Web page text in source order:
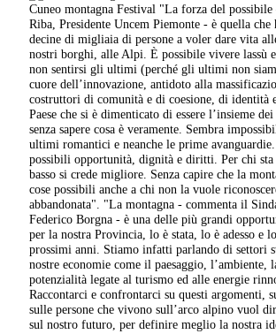
Cuneo montagna Festival "La forza del
Riba, Presidente Uncem Piemonte - è quella che
decine di migliaia di persone a voler dare vita
nostri borghi, alle Alpi. È possibile vivere lassù e
non sentirsi gli ultimi (perché gli ultimi non
cuore dell’innovazione, antidoto alla
costruttori di comunità e di coesione, di identità
Paese che si è dimenticato di essere l’insieme
senza sapere cosa è veramente. Sembra
ultimi romantici e neanche le prime
possibili opportunità, dignità e diritti. Per chi sta
basso si crede migliore. Senza capire che la
cose possibili anche a chi non la vuole
abbandonata". "La montagna - commenta il
Federico Borgna - è una delle più grandi
per la nostra Provincia, lo è stata, lo è adesso e
prossimi anni. Stiamo infatti parlando di settori
nostre economie come il paesaggio, l’ambiente,
potenzialità legate al turismo ed alle energie
Raccontarci e confrontarci su questi argomenti,
sulle persone che vivono sull’arco alpino vuol
sul nostro futuro, per definire meglio la nostra